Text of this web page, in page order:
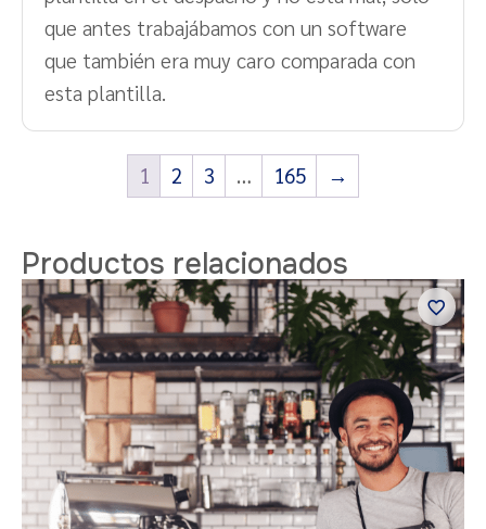
que antes trabajábamos con un software
que también era muy caro comparada con
esta plantilla.
1 2 3 … 165 →
Productos relacionados